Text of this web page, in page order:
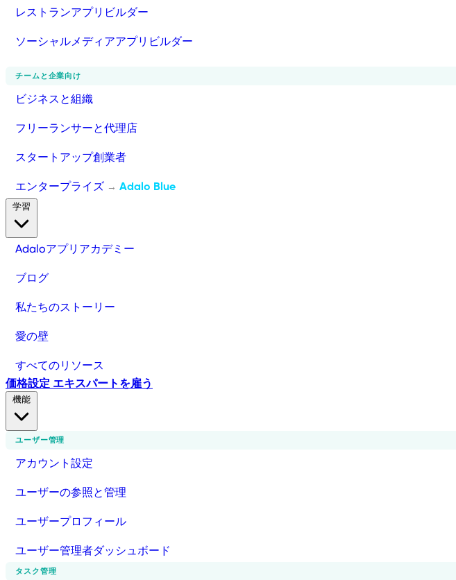
レストランアプリビルダー
ソーシャルメディアアプリビルダー
チームと企業向け
ビジネスと組織
フリーランサーと代理店
スタートアップ創業者
エンタープライズ → Adalo Blue
Adaloアプリアカデミー
ブログ
私たちのストーリー
愛の壁
すべてのリソース
価格設定 エキスパートを雇う
ユーザー管理
アカウント設定
ユーザーの参照と管理
ユーザープロフィール
ユーザー管理者ダッシュボード
タスク管理